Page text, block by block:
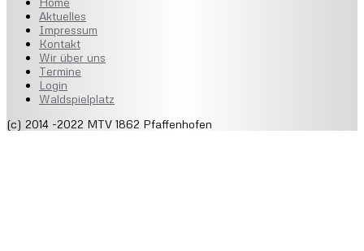
Aktuelles
Impressum
Kontakt
Wir über uns
Termine
Login
Waldspielplatz
(c) 2014 -2022 MTV 1862 Pfaffenhofen